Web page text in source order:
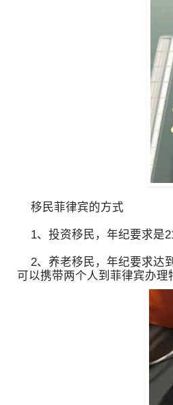
移民菲律宾的方式
1、投资移民，年纪要求是
2、养老移民，年纪要求达
可以携带两个人到菲律宾办理